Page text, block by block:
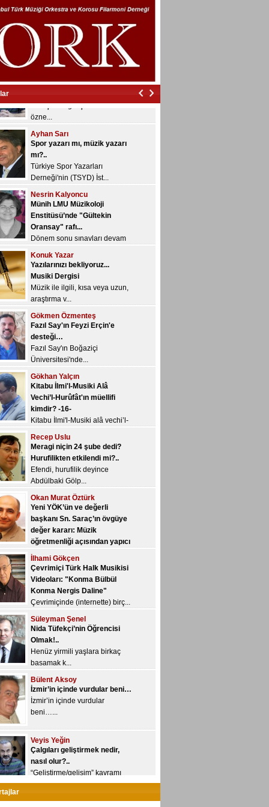
İzmir’in içinde vurdular beni…
beni…...
Veyis Yeğin
Çalgıları geliştirmek nedir,
Ayhan Sarı
mı?..
Türkiye Spor Yazarları
Derneği'nin (TSYD) İst...
Nesrin Kalyoncu
Enstitüsü’nde "Gültekin
Oransay" rafı...
Dönem sonu sınavları devam
ediyor ve bugü...
Konuk Yazar
Musiki Dergisi
Müzik ile ilgili, kısa veya uzun,
araştırma v...
Gökmen Özmenteş
desteği…
Fazıl Say'ın Boğaziçi
Üniversitesi'nde...
Gökhan Yalçın
Vechi’l-Hurûfât'ın müellifi
kimdir? -16-
Kitabu İlmi'l-Musiki alâ vechi’l-
Hur&u...
Recep Uslu
Hurufilikten etkilendi mi?..
Efendi, hurufilik deyince
Abdülbaki Gölp...
Okan Murat Öztürk
başkanı Sn. Saraç’ın övgüye
değer kararı: Müzik
öğretmenliği açısından yapıcı
bir değerlendirme…
Yeni YÖK, üniversitelere yetki
devri kon...
İlhami Gökçen
Çevrimiçi Türk Halk Musikisi
Videoları: "Konma Bülbül
Konma Nergis Daline"
Çevrimiçinde (internette) birç...
Süleyman Şenel
Olmak!..
Henüz yirmili yaşlara birkaç
basamak k...
Bülent Aksoy
İzmir’in içinde vurdular
beni…...
nasıl olur?..
“Geliştirme/gelişim” kavramı
özne...
Ayhan Sarı